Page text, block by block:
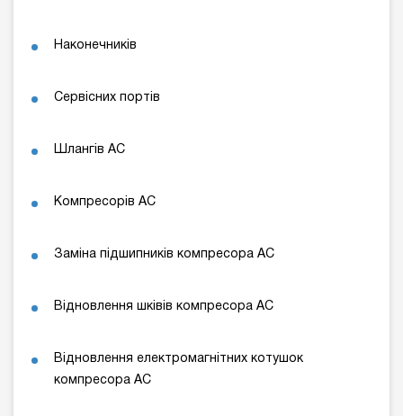
Наконечників
Сервісних портів
Шлангів АС
Компресорів АС
Заміна підшипників компресора АС
Відновлення шківів компресора АС
Відновлення електромагнітних котушок
компресора АС